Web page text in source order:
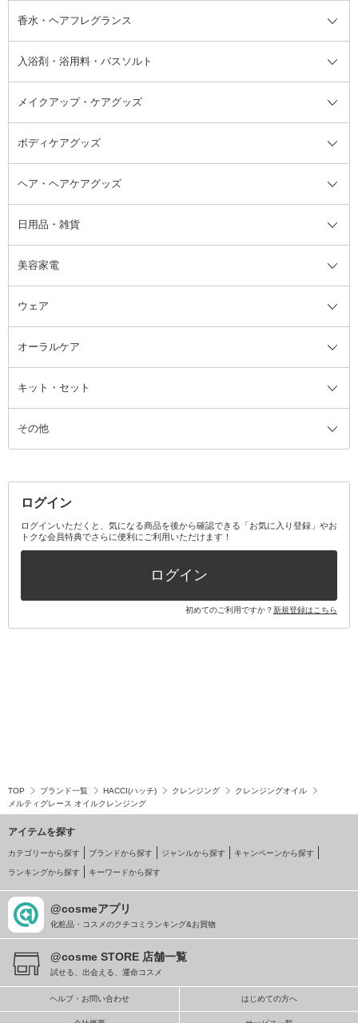
リップクリーム・リップケア
顔用マッサージ料
ハイライト・シェーディング
ネイルケア
脱毛・除毛ケア
頭皮ケア・育毛剤
その他シャンプー・ヘアケア・ヘ
アスタイリング
その他日焼け対策・UVケア
フット用デオドラント・制汗剤・
汗ケア
ネイル・ネイルグッズ全て
ジェルネイル
リムーバー・除光液
香水・ヘアフレグランス
香水・ヘアフレグランス全て
フレグランスミスト
その他香水・ヘアフレグランス
入浴剤・浴用料・バスソルト
入浴剤・浴用料・バスソルト全て
バスソルト
メイクアップ・ケアグッズ
メイクアップ・ケアグッズ全て
コットン・綿棒
洗顔グッズ
ブラシ・チップ
ツィザー・毛抜き
カミソリ
ファンデーション・パウダーケー
ス
ミラー・鏡
ボディケアグッズ
ボディケアグッズ全て
マッサージ・ボディケアグッズ
かかと・角質ケアグッズ
絆創膏
ヘア・ヘアケアグッズ
ヘア・ヘアケアグッズ全て
ヘアゴム
ヘアバンド
ヘッドマッサージブラシ
日用品・雑貨
日用品・雑貨全て
柔軟剤
ルームフレグランス・ディフュー
ザー
アロマキャンドル
消臭剤・芳香剤
美容家電
美容家電全て
ボディケア美容家電
その他美容家電
ウェア
ウェア全て
レッグウェア
オーラルケア
オーラルケア全て
歯ブラシ
その他オーラルケア
キット・セット
キット・セット全て
ボディケアキット
その他キット・セット
その他
ログイン
ログインいただくと、気になる商品を後から確認できる「お気に入り登録」やお
トクな会員特典でさらに便利にご利用いただけます！
ログイン
初めてのご利用ですか？新規登録はこちら
TOP ブランド一覧 HACCI(ハッチ) クレンジング
クレンジングオイル
メルティグレース オイルクレンジング
アイテムを探す
カテゴリーから探す ブランドから探す ジャンルから探す キャンペーンから探す
ランキングから探す キーワードから探す
@cosmeアプリ
化粧品・コスメのクチコミランキング&お買物
@cosme STORE 店舗一覧
試せる、出会える、運命コスメ
ヘルプ・お問い合わせ はじめての方へ